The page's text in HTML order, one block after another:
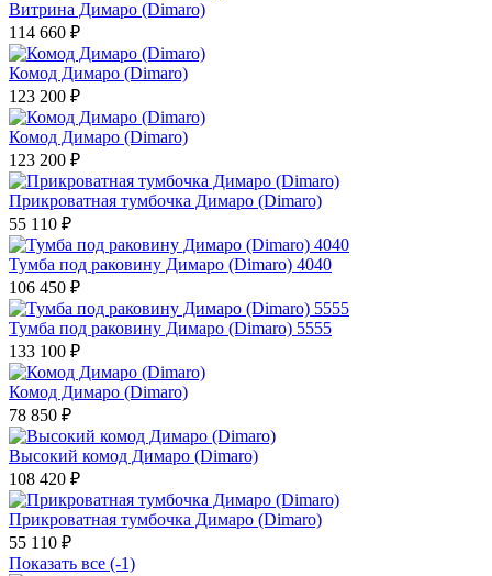
Витрина Димаро (Dimaro)
114 660 ₽
Комод Димаро (Dimaro)
123 200 ₽
Комод Димаро (Dimaro)
123 200 ₽
Прикроватная тумбочка Димаро (Dimaro)
55 110 ₽
Тумба под раковину Димаро (Dimaro) 4040
106 450 ₽
Тумба под раковину Димаро (Dimaro) 5555
133 100 ₽
Комод Димаро (Dimaro)
78 850 ₽
Высокий комод Димаро (Dimaro)
108 420 ₽
Прикроватная тумбочка Димаро (Dimaro)
55 110 ₽
Показать все (-1)